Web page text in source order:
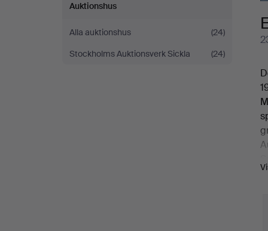
Auktionshus
Alla auktionshus
(24)
Stockholms Auktionsverk Sickla
(24)